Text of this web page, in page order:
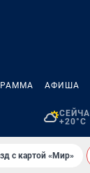
АФИША
+20°C
с картой «Мир»